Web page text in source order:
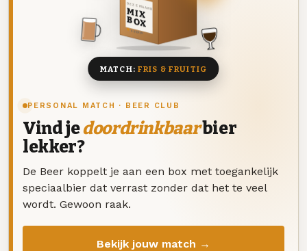
PERSONAL MATCH · BEER CLUB
Vind jedoordrinkbaarbier
lekker?
De Beer koppelt je aan een box met toegankelijk
speciaalbier dat verrast zonder dat het te veel
wordt. Gewoon raak.
Bekijk jouw match →
DEZE MAAND
MIX
BOX
8 BIEREN
MATCH: FRIS & FRUITIG